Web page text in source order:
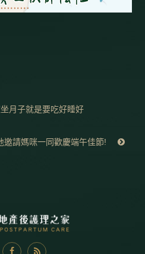
月子就是要吃好睡好
邀請媽咪一同歡慶端午佳節!